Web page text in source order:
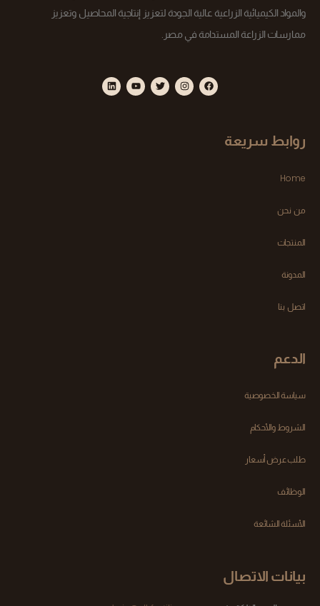
والمواد الكيميائية الزراعية عالية الجودة لتعزيز إنتاجية المحاصيل وتعزيز
ممارسات الزراعة المستدامة في مصر.
روابط سريعة
Home
من نحن
المنتجات
المدونة
اتصل بنا
الدعم
سياسة الخصوصية
الشروط والأحكام
طلب عرض أسعار
الوظائف
الأسئلة الشائعة
بيانات الاتصال